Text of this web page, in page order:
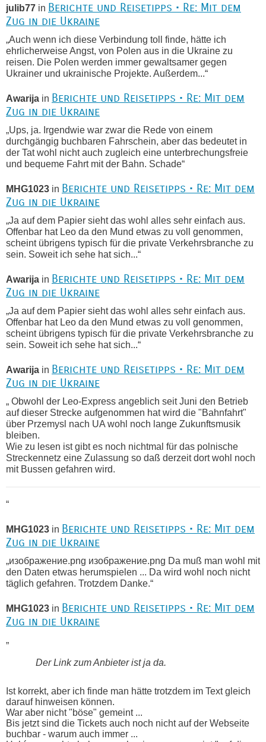
julib77 in Berichte und Reisetipps • Re: Mit dem
Zug in die Ukraine
„Auch wenn ich diese Verbindung toll finde, hätte ich
ehrlicherweise Angst, von Polen aus in die Ukraine zu
reisen. Die Polen werden immer gewaltsamer gegen
Ukrainer und ukrainische Projekte. Außerdem...“
Awarija in Berichte und Reisetipps • Re: Mit dem
Zug in die Ukraine
„Ups, ja. Irgendwie war zwar die Rede von einem
durchgängig buchbaren Fahrschein, aber das bedeutet in
der Tat wohl nicht auch zugleich eine unterbrechungsfreie
und bequeme Fahrt mit der Bahn. Schade“
MHG1023 in Berichte und Reisetipps • Re: Mit dem
Zug in die Ukraine
„Ja auf dem Papier sieht das wohl alles sehr einfach aus.
Offenbar hat Leo da den Mund etwas zu voll genommen,
scheint übrigens typisch für die private Verkehrsbranche zu
sein. Soweit ich sehe hat sich...“
Awarija in Berichte und Reisetipps • Re: Mit dem
Zug in die Ukraine
„Ja auf dem Papier sieht das wohl alles sehr einfach aus.
Offenbar hat Leo da den Mund etwas zu voll genommen,
scheint übrigens typisch für die private Verkehrsbranche zu
sein. Soweit ich sehe hat sich...“
Awarija in Berichte und Reisetipps • Re: Mit dem
Zug in die Ukraine
„ Obwohl der Leo-Express angeblich seit Juni den Betrieb
auf dieser Strecke aufgenommen hat wird die "Bahnfahrt"
über Przemysl nach UA wohl noch lange Zukunftsmusik
bleiben.
Wie zu lesen ist gibt es noch nichtmal für das polnische
Streckennetz eine Zulassung so daß derzeit dort wohl noch
mit Bussen gefahren wird.
“
MHG1023 in Berichte und Reisetipps • Re: Mit dem
Zug in die Ukraine
„изображение.png изображение.png Da muß man wohl mit
den Daten etwas herumspielen ... Da wird wohl noch nicht
täglich gefahren. Trotzdem Danke.“
MHG1023 in Berichte und Reisetipps • Re: Mit dem
Zug in die Ukraine
„
Der Link zum Anbieter ist ja da.
Ist korrekt, aber ich finde man hätte trotzdem im Text gleich
darauf hinweisen können.
War aber nicht "böse" gemeint ...
Bis jetzt sind die Tickets auch noch nicht auf der Webseite
buchbar - warum auch immer ...